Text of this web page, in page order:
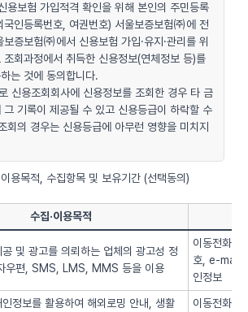
용보험 가입적격 확인을 위해 본인의 주민등록
국인등록번호, 여권번호) 서울보증보험㈜에 전
보증보험㈜에서 신용보험 가입·유지·관리를 위
조회과정에서 취득한 신용정보(연체정보 등)를
는 것에 동의합니다.
신용조회회사에 신용정보를 조회한 경우 타 금
그 기록이 제공될 수 있고 신용등급이 하락할 수
회의 경우는 신용등급에 아무런 영향을 미치지
용목적, 수집항목 및 보유기간 (선택동의)
수집·이용목적
및 광고를 의뢰하는 업체의 광고성 정
우편, SMS, LMS, MMS 등을 이용
이동전화번
호, e-mail,
인정보
정보를 활용하여 해외로밍 안내, 생활
이동전화번